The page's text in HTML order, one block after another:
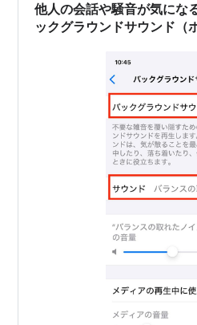
他人の会話や騒音が気にな
ックグラウンドサウンド（